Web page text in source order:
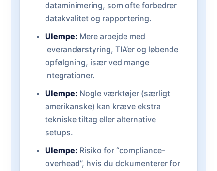
dataminimering, som ofte forbedrer
datakvalitet og rapportering.
Ulempe: Mere arbejde med
leverandørstyring, TIA’er og løbende
opfølgning, især ved mange
integrationer.
Ulempe: Nogle værktøjer (særligt
amerikanske) kan kræve ekstra
tekniske tiltag eller alternative
setups.
Ulempe: Risiko for “compliance-
overhead”, hvis du dokumenterer for